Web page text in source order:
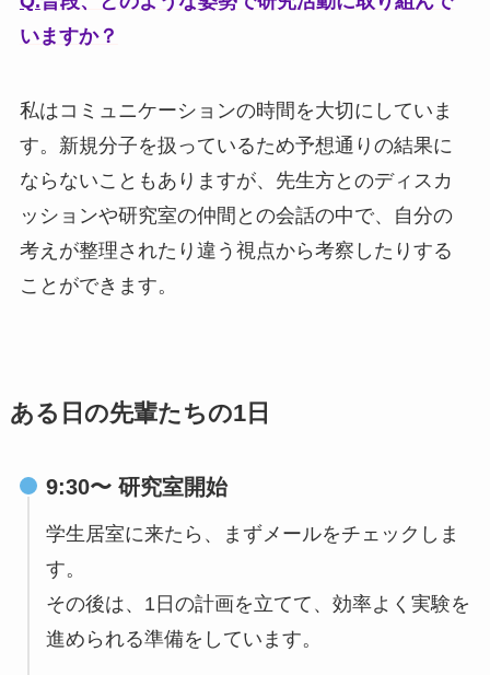
いますか？
私はコミュニケーションの時間を大切にしていま
す。新規分子を扱っているため予想通りの結果に
ならないこともありますが、先生方とのディスカ
ッションや研究室の仲間との会話の中で、自分の
考えが整理されたり違う視点から考察したりする
ことができます。
ある日の先輩たちの1日
9:30〜 研究室開始
学生居室に来たら、まずメールをチェックしま
す。
その後は、1日の計画を立てて、効率よく実験を
進められる準備をしています。